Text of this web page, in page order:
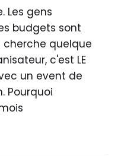
Les gens
budgets sont
quelque
c'est LE
un event de
Pourquoi